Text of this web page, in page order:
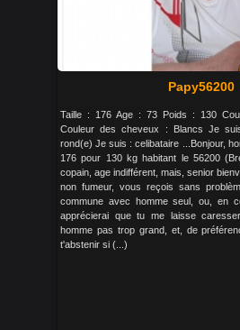
Papy56200
Taille : 176 Age : 73 Poids : 130
Couleur des cheveux : Blancs Je
rond(e) Je suis : celibataire ...Bonjour,
176 pour 130 kg habitant le 56200
copain, age indifférent, mais, senior
non fumeur, vous reçois sans
commune avec homme seul, ou, en
apprécierai que tu me laisse
homme pas trop grand, et, de
t'abstenir si (...)